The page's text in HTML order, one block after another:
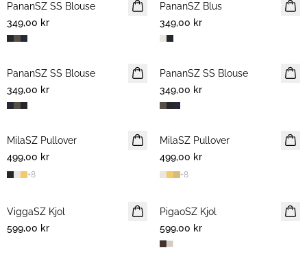
NYHET
PananSZ SS Blouse
349,00 kr
NYHET
PananSZ Blus
349,00 kr
NYHET
PananSZ SS Blouse
349,00 kr
NYHET
PananSZ SS Blouse
349,00 kr
2 FOR 600 SEK
MilaSZ Pullover
499,00 kr
+8
2 FOR 600 SEK
MilaSZ Pullover
499,00 kr
+8
NYHET
ViggaSZ Kjol
599,00 kr
NYHET
PigaoSZ Kjol
599,00 kr